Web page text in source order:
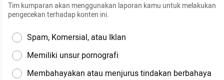
Tim kumparan akan menggunakan laporan kamu untuk melakukan
pengecekan terhadap konten ini.
Spam, Komersial, atau Iklan
Memiliki unsur pornografi
Membahayakan atau menjurus tindakan berbahaya